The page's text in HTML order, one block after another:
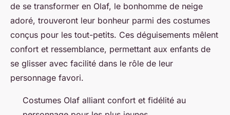
de se transformer en Olaf, le bonhomme de neige
adoré, trouveront leur bonheur parmi des costumes
conçus pour les tout-petits. Ces déguisements mêlent
confort et ressemblance, permettant aux enfants de
se glisser avec facilité dans le rôle de leur
personnage favori.
Costumes Olaf alliant confort et fidélité au